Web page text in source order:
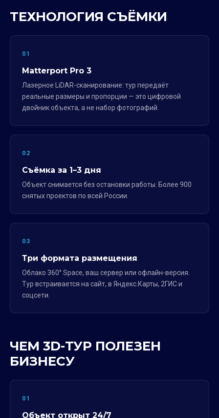
ТЕХНОЛОГИЯ СЪЁМКИ
01
Matterport Pro 3
Лазерное LiDAR-сканирование: тур передаёт
реальные размеры и пропорции — это цифровой
двойник объекта, а не набор фотографий.
02
Съёмка за 1–3 дня
Объект снимается без остановки работы. Более 900
снятых проектов по всей России.
03
Три формата размещения
Облако 360° Space, ваш сервер или офлайн-версия.
Тур встраивается на сайт, в Яндекс.Карты, 2ГИС и
соцсети.
ЧЕМ 3D-ТУР ПОЛЕЗЕН
БИЗНЕСУ
01
Объект открыт 24/7